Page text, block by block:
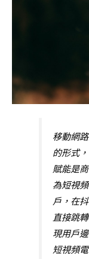
移動網
的形式
賦能是
為短視
戶，在
直接跳
現用戶
短視頻